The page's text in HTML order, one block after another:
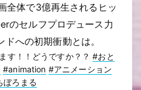
全体で3億再生されるヒッ
のセルフプロデュース力
への初期衝動とは。
す！！どうですか？？#おと
#animation #アニメーション
ぼろまる